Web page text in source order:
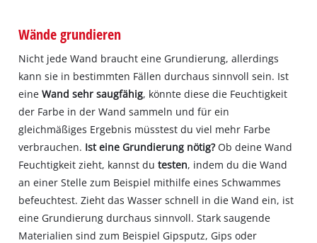
Wände grundieren
Nicht jede Wand braucht eine Grundierung, allerdings
kann sie in bestimmten Fällen durchaus sinnvoll sein. Ist
eineWand sehr saugfähig, könnte diese die Feuchtigkeit
der Farbe in der Wand sammeln und für ein
gleichmäßiges Ergebnis müsstest du viel mehr Farbe
verbrauchen. Ist eine Grundierung nötig?Ob deine Wand
Feuchtigkeit zieht, kannst dutesten, indem du die Wand
an einer Stelle zum Beispiel mithilfe eines Schwammes
befeuchtest. Zieht das Wasser schnell in die Wand ein, ist
eine Grundierung durchaus sinnvoll. Stark saugende
Materialien sind zum Beispiel Gipsputz, Gips oder